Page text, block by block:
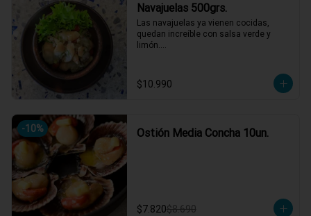
Navajuelas 500grs.
Las navajuelas ya vienen cocidas,
quedan increíble con salsa verde y
limón.
$10.990
-10% Ostión Media Concha 10un.
$7.820$8.690